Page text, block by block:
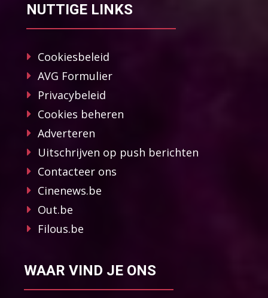
NUTTIGE LINKS
Cookiesbeleid
AVG Formulier
Privacybeleid
Cookies beheren
Adverteren
Uitschrijven op push berichten
Contacteer ons
Cinenews.be
Out.be
Filous.be
WAAR VIND JE ONS